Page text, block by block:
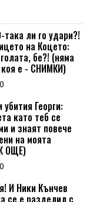
така ли го удари?!
на Коцето:
бе?! (няма
е - СНИМКИ)
Георги:
като теб се
и знаят повече
на моята
ОЩЕ)
И Ники Кънчев